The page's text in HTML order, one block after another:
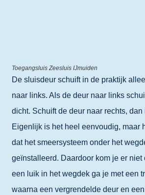
De sluisdeur schuift in de praktijk
naar links. Als de deur naar links
dicht. Schuift de deur naar rechts,
Eigenlijk is het heel eenvoudig, maar
dat het smeersysteem onder het
geïnstalleerd. Daardoor kom je er
een luik in het wegdek ga je met een
waarna een vergrendelde deur en
Toegangsluis Zeesluis IJmuiden